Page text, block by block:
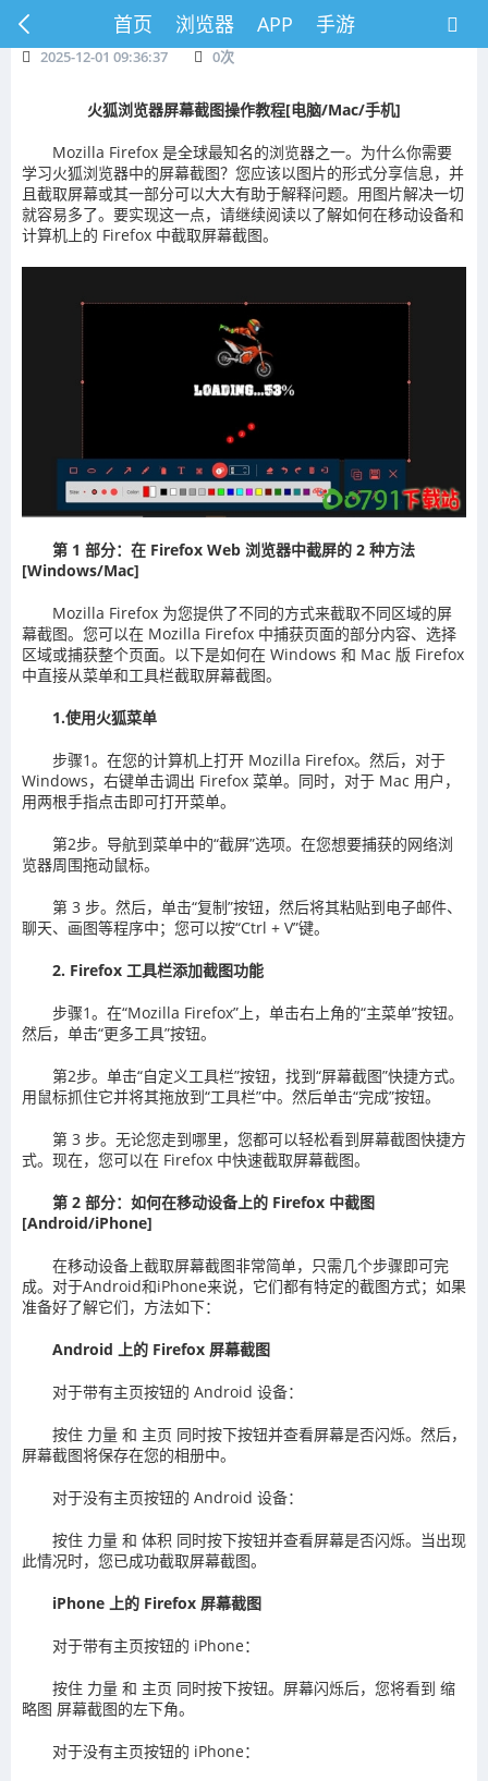
首页 浏览器 APP 手游
2025-12-01 09:36:37 0次
火狐浏览器屏幕截图操作教程[电脑/Mac/手机]
Mozilla Firefox 是全球最知名的浏览器之一。为什么你需要
学习火狐浏览器中的屏幕截图？您应该以图片的形式分享信息，并
且截取屏幕或其一部分可以大大有助于解释问题。用图片解决一切
就容易多了。要实现这一点，请继续阅读以了解如何在移动设备和
计算机上的 Firefox 中截取屏幕截图。
第 1 部分：在 Firefox Web 浏览器中截屏的 2 种方法
[Windows/Mac]
Mozilla Firefox 为您提供了不同的方式来截取不同区域的屏
幕截图。您可以在 Mozilla Firefox 中捕获页面的部分内容、选择
区域或捕获整个页面。以下是如何在 Windows 和 Mac 版 Firefox
中直接从菜单和工具栏截取屏幕截图。
1.使用火狐菜单
步骤1。在您的计算机上打开 Mozilla Firefox。然后，对于
Windows，右键单击调出 Firefox 菜单。同时，对于 Mac 用户，
用两根手指点击即可打开菜单。
第2步。导航到菜单中的“截屏”选项。在您想要捕获的网络浏
览器周围拖动鼠标。
第 3 步。然后，单击“复制”按钮，然后将其粘贴到电子邮件、
聊天、画图等程序中；您可以按“Ctrl + V”键。
2. Firefox 工具栏添加截图功能
步骤1。在“Mozilla Firefox”上，单击右上角的“主菜单”按钮。
然后，单击“更多工具”按钮。
第2步。单击“自定义工具栏”按钮，找到“屏幕截图”快捷方式。
用鼠标抓住它并将其拖放到“工具栏”中。然后单击“完成”按钮。
第 3 步。无论您走到哪里，您都可以轻松看到屏幕截图快捷方
式。现在，您可以在 Firefox 中快速截取屏幕截图。
第 2 部分：如何在移动设备上的 Firefox 中截图
[Android/iPhone]
在移动设备上截取屏幕截图非常简单，只需几个步骤即可完
成。对于Android和iPhone来说，它们都有特定的截图方式；如果
准备好了解它们，方法如下：
Android 上的 Firefox 屏幕截图
对于带有主页按钮的 Android 设备：
按住 力量 和 主页 同时按下按钮并查看屏幕是否闪烁。然后，
屏幕截图将保存在您的相册中。
对于没有主页按钮的 Android 设备：
按住 力量 和 体积 同时按下按钮并查看屏幕是否闪烁。当出现
此情况时，您已成功截取屏幕截图。
iPhone 上的 Firefox 屏幕截图
对于带有主页按钮的 iPhone：
按住 力量 和 主页 同时按下按钮。屏幕闪烁后，您将看到 缩
略图 屏幕截图的左下角。
对于没有主页按钮的 iPhone：